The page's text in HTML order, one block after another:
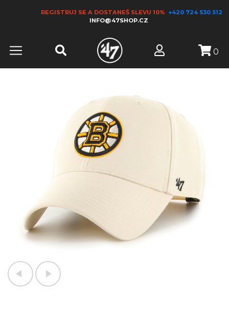
REGISTRUJ SE A DOSTANEŠ SLEVU 10% +420 724 530 512
INFO@47SHOP.CZ
0